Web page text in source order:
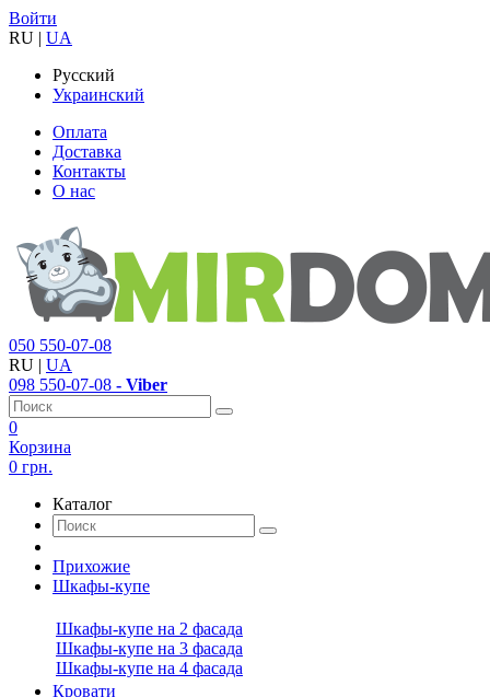
Войти
RU | UA
Русский
Украинский
Оплата
Доставка
Контакты
О нас
050 550-07-08
RU | UA
098 550-07-08 - Viber
0
Корзина
0 грн.
Каталог
Прихожие
Шкафы-купе
Шкафы-купе на 2 фасада
Шкафы-купе на 3 фасада
Шкафы-купе на 4 фасада
Кровати